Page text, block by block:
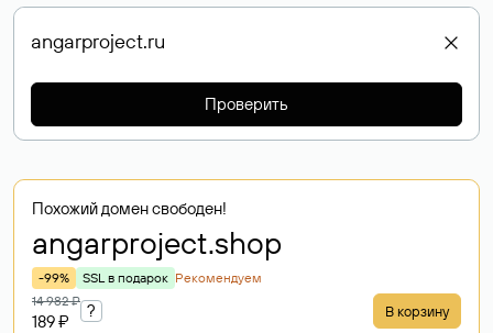
Проверить
Похожий домен свободен!
angarproject.shop
-99% SSL в подарок Рекомендуем
14 982 ₽
189 ₽
? В корзину